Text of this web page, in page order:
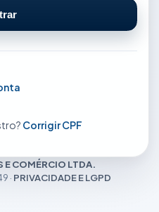
Corrigir CPF
E COMÉRCIO LTDA.
· PRIVACIDADE E LGPD